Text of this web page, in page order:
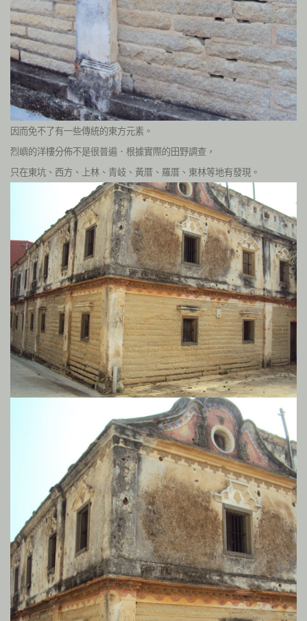
因而免不了有一些傳統的東方元素。
烈嶼的洋樓分佈不是很普遍．根據實際的田野調查，
只在東坑、西方、上林、青岐、黃厝、羅厝、東林等地有發現。